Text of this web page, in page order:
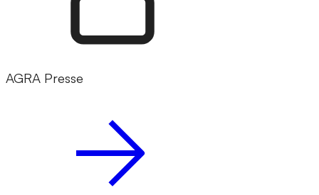
AGRA Presse